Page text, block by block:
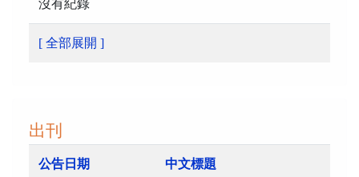
沒有紀錄
[ 全部展開 ]
出刊
公告日期 中文標題